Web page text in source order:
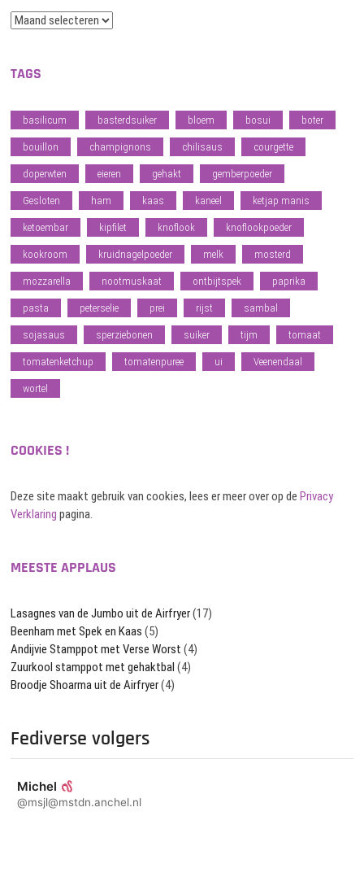
Archief
TAGS
basilicum basterdsuiker bloem bosui boter
bouillon champignons chilisaus courgette
doperwten eieren gehakt gemberpoeder
Gesloten ham kaas kaneel ketjap manis
ketoembar kipfilet knoflook knoflookpoeder
kookroom kruidnagelpoeder melk mosterd
mozzarella nootmuskaat ontbijtspek paprika
pasta peterselie prei rijst sambal
sojasaus sperziebonen suiker tijm tomaat
tomatenketchup tomatenpuree ui Veenendaal
wortel
COOKIES !
Deze site maakt gebruik van cookies, lees er meer over op dePrivacy
Verklaring pagina.
MEESTE APPLAUS
Lasagnes van de Jumbo uit de Airfryer(17)
Beenham met Spek en Kaas (5)
Andijvie Stamppot met Verse Worst (4)
Zuurkool stamppot met gehaktbal (4)
Broodje Shoarma uit de Airfryer(4)
Fediverse volgers
Michel
@msjl@mstdn.anchel.nl